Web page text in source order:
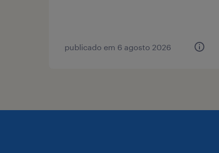
publicado em 6 agosto 2026